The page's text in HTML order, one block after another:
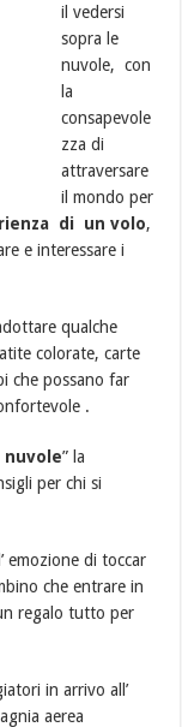
il vedersi
sopra le
nuvole, con
la
consapevole
zza di
attraversare
il mondo per
di un volo,
e interessare i
qualche
colorate, carte
che possano far
.
nuvole” la
per chi si
emozione di toccar
che entrare in
regalo tutto per
in arrivo all’
aerea